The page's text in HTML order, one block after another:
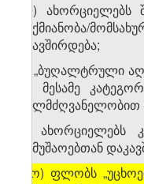
ლ) ახორციელებს
საქმიანობა/
უკავშირდება;
მ) „ბუღალტრული
ან მესამე
ხელმძღვანელობით
ნ) ახორციელებს
სამუშაოებთან
ო) ფლობს